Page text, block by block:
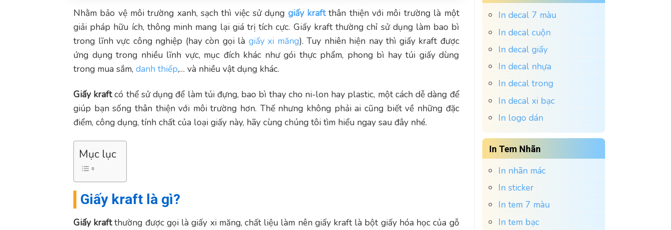
Nhằm bảo vệ môi trường xanh, sạch thì việc sử dụng giấy kraftthân thiện với môi trường là một
giải pháp hữu ích, thông minh mang lại giá trị tích cực. Giấy kraft thường chỉ sử dụng làm bao bì
trong lĩnh vực công nghiệp (hay còn gọi là giấy xi măng). Tuy nhiên hiện nay thì giấy kraft được
ứng dụng trong nhiều lĩnh vực, mục đích khác như gói thực phẩm, phong bì hay túi giấy dùng
trong mua sắm, danh thiếp,… và nhiều vật dụng khác.
Giấy kraftcó thể sử dụng để làm túi đựng, bao bì thay cho ni-lon hay plastic, một cách dễ dàng để
giúp bạn sống thân thiện với môi trường hơn. Thế nhưng không phải ai cũng biết về những đặc
điểm, công dụng, tính chất của loại giấy này, hãy cùng chúng tôi tìm hiểu ngay sau đây nhé.
Mục lục
Giấy kraft là gì?
Giấy kraftthường được gọi là giấy xi măng, chất liệu làm nên giấy kraft là bột giấy hóa học của gỗ
In decal 7 màu
In decal cuộn
In decal giấy
In decal nhựa
In decal trong
In decal xi bạc
In logo dán
In Tem Nhãn
In nhãn mác
In sticker
In tem 7 màu
In tem bạc